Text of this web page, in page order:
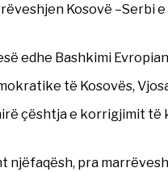
Kosovë –Serbi
edhe Bashkimi
të Kosovës,
çështja e korrigjimit të
njëfaqësh, pra